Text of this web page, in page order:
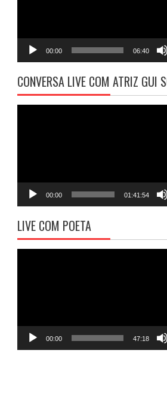
00:00 06:40
CONVERSA LIVE COM ATRIZ GUI
00:00 01:41:54
LIVE COM POETA
00:00 47:18